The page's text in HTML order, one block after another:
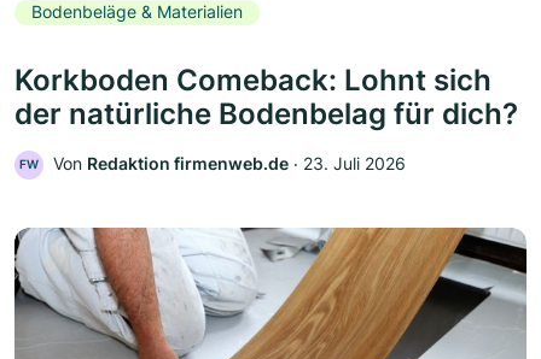
Bodenbeläge & Materialien
Korkboden Comeback: Lohnt sich
der natürliche Bodenbelag für dich?
FW Von Redaktion firmenweb.de ‧ 23. Juli 2026